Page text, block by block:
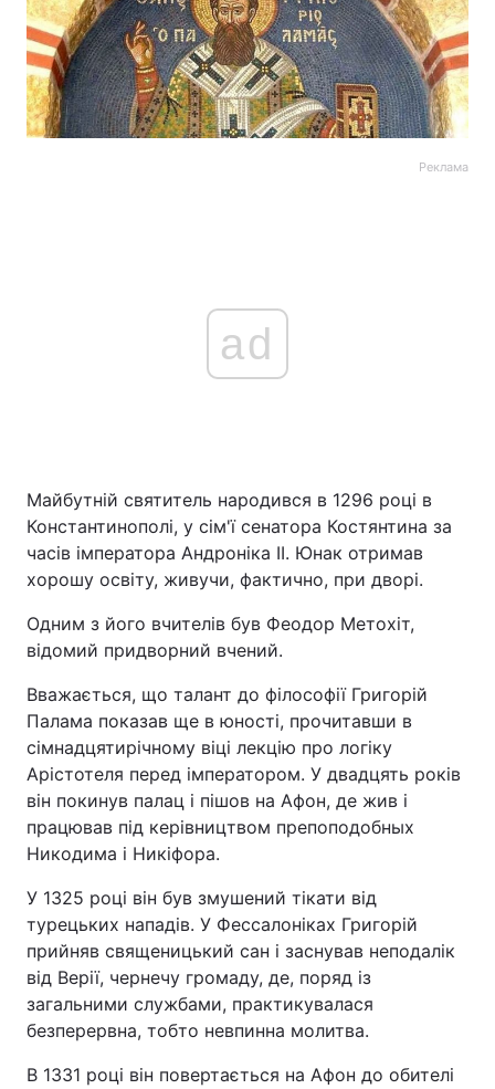
Реклама
ad
Майбутній святитель народився в 1296 році в
Константинополі, у сім'ї сенатора Костянтина за
часів імператора Андроніка II. Юнак отримав
хорошу освіту, живучи, фактично, при дворі.
Одним з його вчителів був Феодор Метохіт,
відомий придворний вчений.
Вважається, що талант до філософії Григорій
Палама показав ще в юності, прочитавши в
сімнадцятирічному віці лекцію про логіку
Арістотеля перед імператором. У двадцять років
він покинув палац і пішов на Афон, де жив і
працював під керівництвом препоподобных
Никодима і Никіфора.
У 1325 році він був змушений тікати від
турецьких нападів. У Фессалоніках Григорій
прийняв священицький сан і заснував неподалік
від Верії, чернечу громаду, де, поряд із
загальними службами, практикувалася
безперервна, тобто невпинна молитва.
В 1331 році він повертається на Афон до обителі